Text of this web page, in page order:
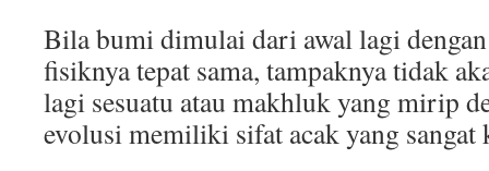
Bila bumi dimulai dari awal lagi
fisiknya tepat sama, tampaknya tidak
lagi sesuatu atau makhluk yang mirip
evolusi memiliki sifat acak yang sangat